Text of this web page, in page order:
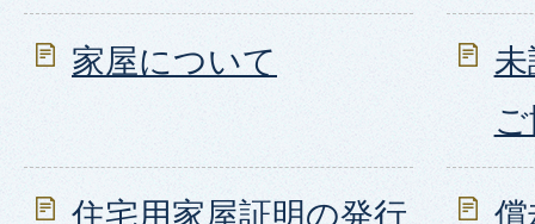
家屋について
住宅用家屋証明の発行